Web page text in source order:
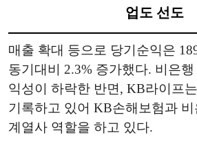
업도 선도
매출 확대 등으로 당기순익은
동기대비 2.3% 증가했다. 비은
익성이 하락한 반면, KB라이프
기록하고 있어 KB손해보험과
계열사 역할을 하고 있다.